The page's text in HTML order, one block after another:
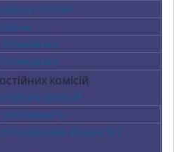
голови
комісій
фінансів і